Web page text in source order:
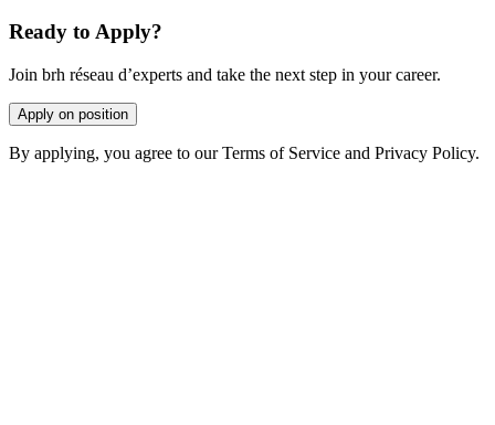
Ready to Apply?
Join brh réseau d’experts and take the next step in your career.
Apply on position
By applying, you agree to our Terms of Service and Privacy Policy.